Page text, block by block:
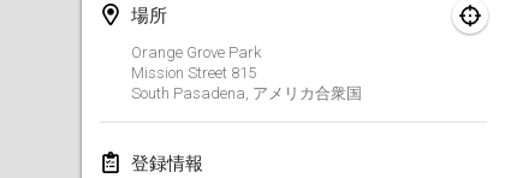
場所
Orange Grove Park
Mission Street 815
South Pasadena アメリカ合衆国
登録情報
2024年3月30日
Kubbtornooi 24 Uren Chiro Hallaar
2024年3月30日